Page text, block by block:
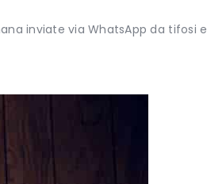
inviate via WhatsApp da tifosi e